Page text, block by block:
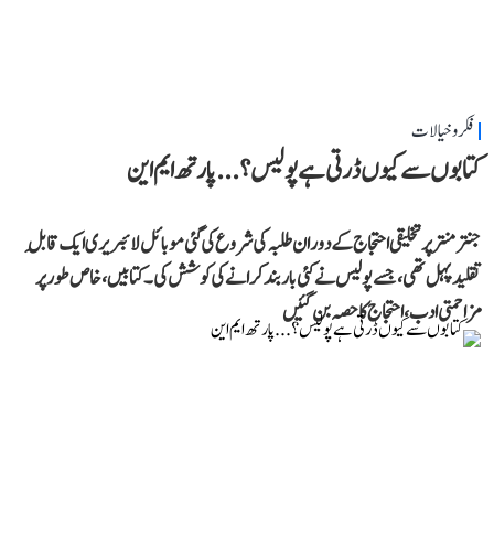
فکر و خیالات
کتابوں سے کیوں ڈرتی ہے پولیس؟...پارتھ ایم این
جنتر منتر پر تخلیقی احتجاج کے دوران طلبہ کی شروع کی گئی موبائل لائبریری ایک قابلِ
تقلید پہل تھی، جسے پولیس نے کئی بار بند کرانے کی کوشش کی۔ کتابیں، خاص طور پر
مزاحمتی ادب، احتجاج کا حصہ بن گئیں